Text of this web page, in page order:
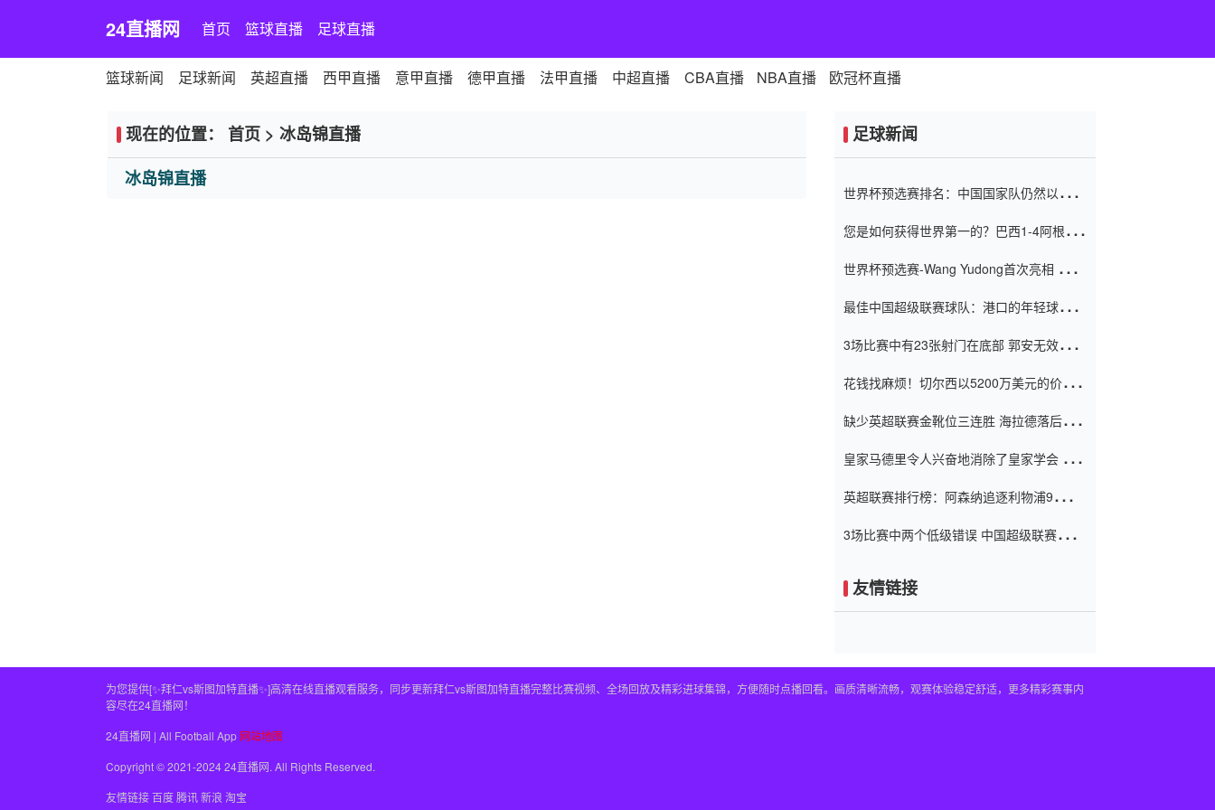
24直播网 首页 篮球直播 足球直播
篮球新闻 足球新闻 英超直播 西甲直播 意甲直播 德甲直播 法甲直播 中超直播 CBA直播 NBA直播 欧冠杯直播
现在的位置： 首页 > 冰岛锦直播
冰岛锦直播
足球新闻
世界杯预选赛排名：中国国家队仍然以6分
您是如何获得世界第一的？巴西1-4阿根
世界杯预选赛-Wang Yudong首次亮相 中国
最佳中国超级联赛球队：港口的年轻球员在
（Taishan）
3场比赛中有23张射门在底部 郭安无效传球
花钱找麻烦！切尔西以5200万美元的价格
窗口
缺少英超联赛金靴位三连胜 海拉德落后6球
皇家马德里令人兴奋地消除了皇家学会 安
英超联赛排行榜：阿森纳追逐利物浦9分 曼
3场比赛中两个低级错误 中国超级联赛的前
友情链接
为您提供[✨拜仁vs斯图加特直播✨]高清在线直播观看服务，同步更新拜仁vs斯图加特直播完整比赛视频、全场回放及精彩进球集锦，方便随时点播回看。画质清晰流畅，观赛体验稳定舒适，更多精彩赛事内
容尽在24直播网！
24直播网 | All Football App 网站地图
Copyright © 2021-2024 24直播网. All Rights Reserved.
友情链接百度腾讯新浪 淘宝